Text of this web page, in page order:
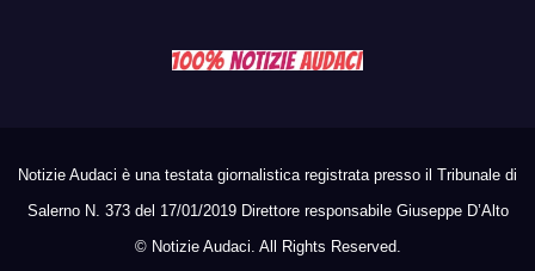
Notizie Audaci è una testata giornalistica registrata presso il Tribunale di
Salerno N. 373 del 17/01/2019 Direttore responsabile Giuseppe D’Alto
© Notizie Audaci. All Rights Reserved.